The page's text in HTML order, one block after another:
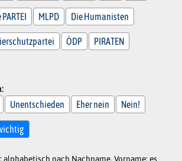
PARTEI MLPD Die Humanisten
ÖDP PIRATEN
Unentschieden Eher nein Nein!
alphabetisch nach Nachname, Vorname; es